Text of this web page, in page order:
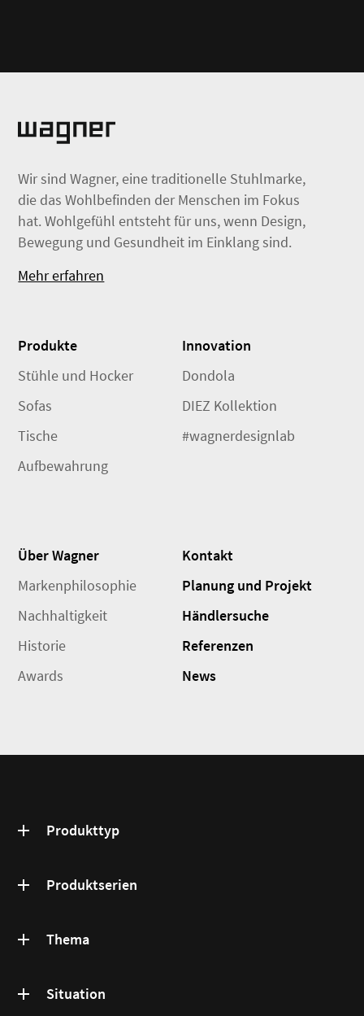
Wir sind Wagner, eine traditionelle Stuhlmarke,
die das Wohlbefinden der Menschen im Fokus
hat. Wohlgefühl entsteht für uns, wenn Design,
Bewegung und Gesundheit im Einklang sind.
Mehr erfahren
Produkte
Stühle und Hocker
Sofas
Tische
Aufbewahrung
Innovation
Dondola
DIEZ Kollektion
#wagnerdesignlab
Über Wagner
Markenphilosophie
Nachhaltigkeit
Historie
Awards
Kontakt
Planung und Projekt
Händlersuche
Referenzen
News
Produkttyp
Produktserien
Thema
Situation